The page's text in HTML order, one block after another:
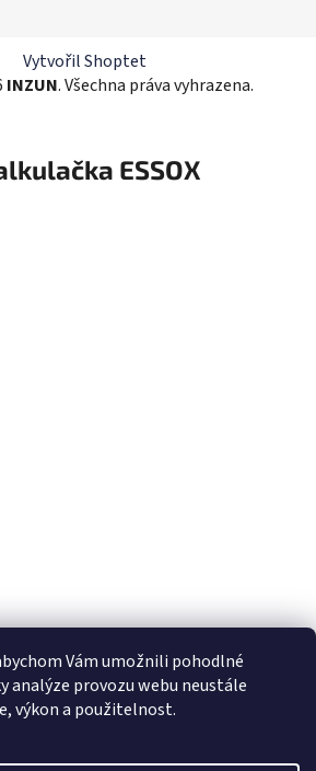
Vám umožnili pohodlné
analýze provozu webu neustále
výkon a použitelnost.
r
v
v
ý
Vytvořil Shoptet
INZUN. Všechna práva vyhrazena.
ESSOX